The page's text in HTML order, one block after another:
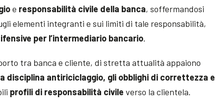
e responsabilità civile della banca, soffermandosi
elementi integranti e sui limiti di tale responsabilità,
per l’intermediario bancario.
tra banca e cliente, di stretta attualità appaiono
disciplina antiriciclaggio, gli obblighi di correttezza e
profili di responsabilità civile verso la clientela.